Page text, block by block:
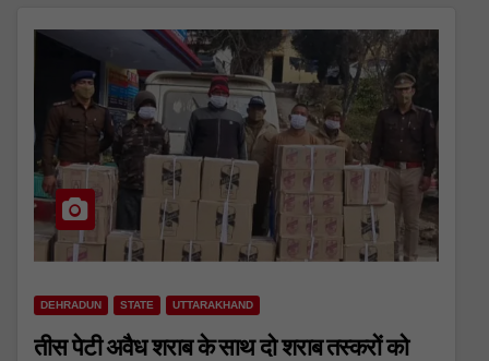
DEHRADUN STATE UTTARAKHAND
तीस पेटी अवैध शराब के साथ दो शराब तस्करों को